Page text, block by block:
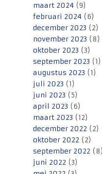
maart 2024 (9)
februari 2024 (6)
december 2023 (2)
november 2023 (8)
oktober 2023 (3)
september 2023 (1)
augustus 2023 (1)
juli 2023 (1)
juni 2023 (5)
april 2023 (6)
maart 2023 (12)
december 2022 (2)
oktober 2022 (2)
september 2022 (8)
juni 2022 (3)